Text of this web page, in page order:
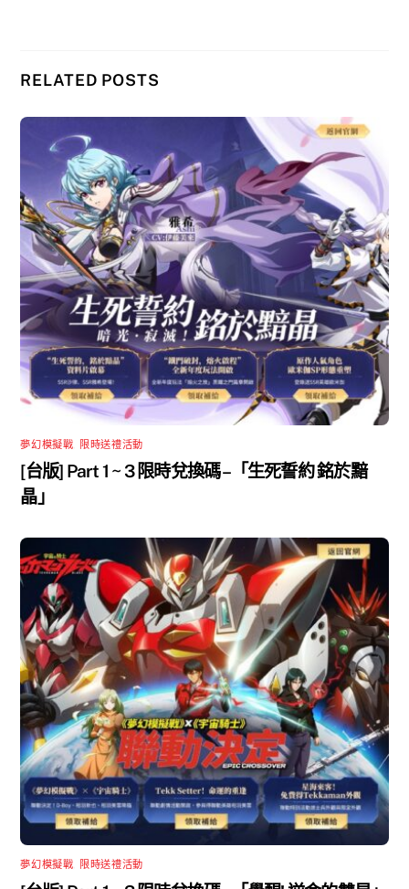
RELATED POSTS
夢幻模擬戰 限時送禮活動
[台版] Part 1 ~ 3 限時兌換碼 –「生死誓約 銘於黯
晶」
夢幻模擬戰 限時送禮活動